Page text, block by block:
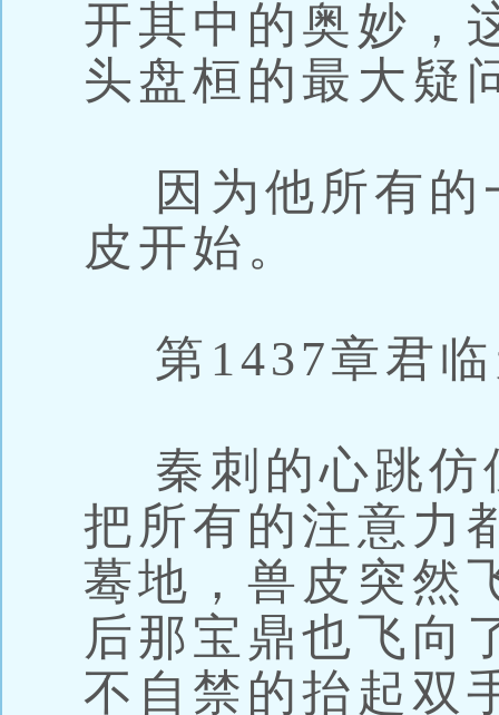
开其中的奥妙，
头盘桓的最大疑
因为他所有的
皮开始。
第1437章君临
秦刺的心跳仿
把所有的注意力
蓦地，兽皮突然
后那宝鼎也飞向
不自禁的抬起双